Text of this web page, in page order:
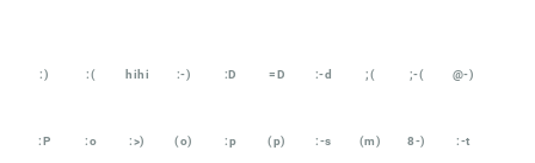
:) :( hihi :-) :D =D :-d ;( ;-( @-)
:P :o :>) (o) :p (p) :-s (m) 8-) :-t